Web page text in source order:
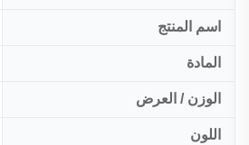
اسم المنتج
المادة
الوزن / العرض
اللون